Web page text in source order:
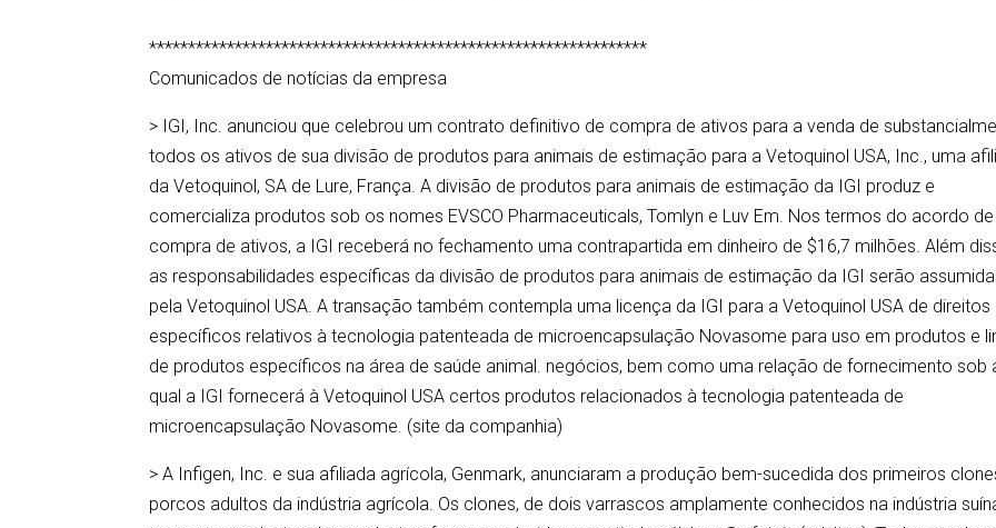
****************************************************************
Comunicados de notícias da empresa
> IGI, Inc. anunciou que celebrou um contrato definitivo de compra de ativos para a venda de
todos os ativos de sua divisão de produtos para animais de estimação para a Vetoquinol USA, Inc., uma
da Vetoquinol, SA de Lure, França. A divisão de produtos para animais de estimação da IGI produz e
comercializa produtos sob os nomes EVSCO Pharmaceuticals, Tomlyn e Luv Em. Nos termos do acordo de
compra de ativos, a IGI receberá no fechamento uma contrapartida em dinheiro de $16,7 milhões. Além
as responsabilidades específicas da divisão de produtos para animais de estimação da IGI serão
pela Vetoquinol USA. A transação também contempla uma licença da IGI para a Vetoquinol USA de direitos
específicos relativos à tecnologia patenteada de microencapsulação Novasome para uso em produtos e
de produtos específicos na área de saúde animal. negócios, bem como uma relação de fornecimento sob
qual a IGI fornecerá à Vetoquinol USA certos produtos relacionados à tecnologia patenteada de
microencapsulação Novasome. (site da companhia)
> A Infigen, Inc. e sua afiliada agrícola, Genmark, anunciaram a produção bem-sucedida dos primeiros
porcos adultos da indústria agrícola. Os clones, de dois varrascos amplamente conhecidos na indústria